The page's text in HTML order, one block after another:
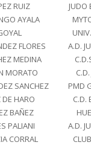
RUIZ
JUDO
AYALA
FLORES
A.D.
MEDINA
MORATO
SANCHEZ
PMD
DE HARO
C.D.
BAÑEZ
PALIANI
A.D.
CORRAL